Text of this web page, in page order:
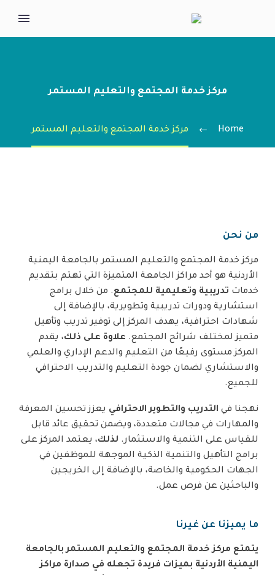
مركز خدمة المجتمع والتعليم المستمر
Home مركز خدمة المجتمع والتعليم المستمر
من نحن
مركز خدمة المجتمع والتعليم المستمر بالجامعة اليمنية
الأردنية هو أحد مراكز الجامعة المتميزة التي تهتم بتقديم
خدمات تدريبية وتعليمية للمجتمع. من خلال برامج
استشارية ودورات تدريبية وتطويرية، بالإضافة إلى
شهادات احترافية، يهدف المركز إلى توفير تدريب وتأهيل
متميز لمختلف شرائح المجتمع. علاوة على ذلك، يقدم
المركز مستوى رفيعًا من التعليم والدعم الإداري والعلمي
والاستشاري لضمان جودة التعليم والتدريب الاحترافي
للجميع.
نهجنا في التدريب والتطوير الاحترافي يعزز تحسين المعرفة
والمهارات في مجالات متعددة، ويضمن تحقيق عائد قابل
للقياس على التنمية والاستثمار. لذلك، يعتمد المركز على
برامج التأهيل والتنمية الذكية الموجهة للموظفين في
الجهات الحكومية والخاصة، بالإضافة إلى الخريجين
والباحثين عن فرص عمل.
ما يميزنا عن غيرنا
يتمتع مركز خدمة المجتمع والتعليم المستمر بالجامعة
اليمنية الأردنية بميزات فريدة تجعله في صدارة مراكز